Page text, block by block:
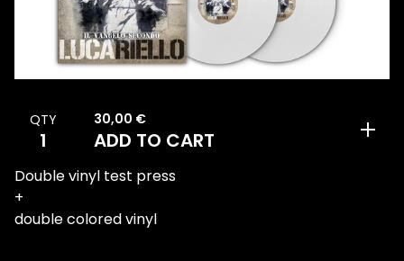
QTY 30,00 €
ADD TO CART
Double vinyl test press
+
double colored vinyl